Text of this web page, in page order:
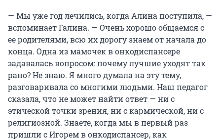
— Мы уже год лечились, когда Алина поступила, —
вспоминает Галина. — Очень хорошо общаемся с
ее родителями, всю их дорогу знаем от начала до
конца. Одна из мамочек в онкодиспансере
задавалась вопросом: почему лучшие уходят так
рано? Не знаю. Я много думала на эту тему,
разговаривала со многими людьми. Наш педагог
сказала, что не может найти ответ — ни с
этической точки зрения, ни с кармической, ни с
религиозной. Знаете, когда мы в первый раз
пришли с Игорем в онкодиспансер, как